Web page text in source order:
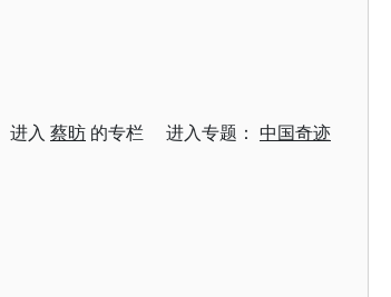
进入 蔡昉 的专栏 进入专题： 中国奇迹